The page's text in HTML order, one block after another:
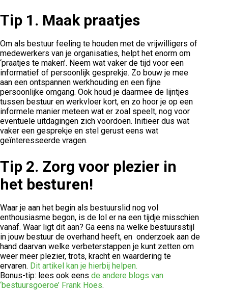
Tip 1. Maak praatjes
Om als bestuur feeling te houden met de vrijwilligers of
medewerkers van je organisaties, helpt het enorm om
‘praatjes te maken’. Neem wat vaker de tijd voor een
informatief of persoonlijk gesprekje. Zo bouw je mee
aan een ontspannen werkhouding en een fijne
persoonlijke omgang. Ook houd je daarmee de lijntjes
tussen bestuur en werkvloer kort, en zo hoor je op een
informele manier meteen wat er zoal speelt, nog voor
eventuele uitdagingen zich voordoen. Initieer dus wat
vaker een gesprekje en stel gerust eens wat
geïnteresseerde vragen.
Tip 2. Zorg voor plezier in
het besturen!
Waar je aan het begin als bestuurslid nog vol
enthousiasme begon, is de lol er na een tijdje misschien
vanaf. Waar ligt dit aan? Ga eens na welke bestuursstijl
in jouw bestuur de overhand heeft, en onderzoek aan de
hand daarvan welke verbeterstappen je kunt zetten om
weer meer plezier, trots, kracht en waardering te
ervaren. Dit artikel kan je hierbij helpen.
Bonus-tip: lees ook eens de andere blogs van
‘bestuursgoeroe’ Frank Hoes.